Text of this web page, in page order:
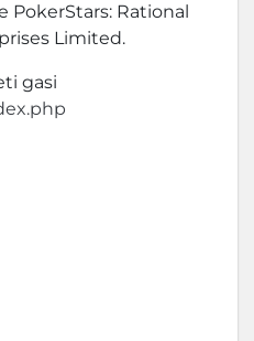
PokerStars: Rational
Limited.
gasi